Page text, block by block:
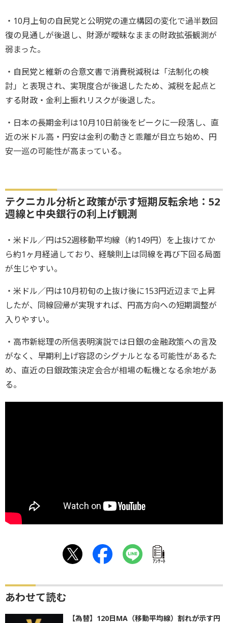
・10月上旬の自民党と公明党の連立構図の変化で過半数回
復の見通しが後退し、財源が曖昧なままの財政拡張観測が
弱まった。
・自民党と維新の合意文書で消費税減税は「法制化の検
討」と表現され、実現度合が後退したため、減税を起点と
する財政・金利上振れリスクが後退した。
・日本の長期金利は10月10日前後をピークに一段落し、直
近の米ドル高・円安は金利の動きと乖離が目立ち始め、円
安一巡の可能性が高まっている。
テクニカル分析と政策が示す短期反転余地：52
週線と中央銀行の利上げ観測
・米ドル／円は52週移動平均線（約149円）を上抜けてか
ら約1ヶ月経過しており、経験則上は同線を再び下回る局面
が生じやすい。
・米ドル／円は10月初旬の上抜け後に153円近辺まで上昇
したが、同線回帰が実現すれば、円高方向への短期調整が
入りやすい。
・高市新総理の所信表明演説では日銀の金融政策への言及
がなく、早期利上げ容認のシグナルとなる可能性があるた
め、直近の日銀政策決定会合が相場の転機となる余地があ
る。
ｱﾝｹｰﾄ
あわせて読む
【為替】120日MA（移動平均線）割れが示す円